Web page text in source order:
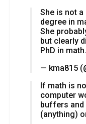
She is not
degree in
She
but clearly
PhD in math.
— kma815
If math is
computer
buffers and
(anything)